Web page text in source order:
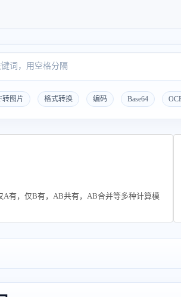
转图片 格式转换 编码 Base64
有，仅B有，AB共有，AB合并等多种计算模